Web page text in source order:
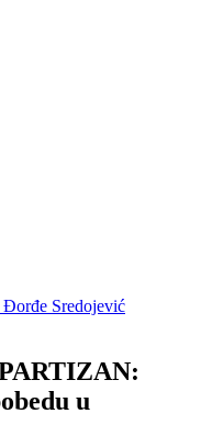
Đorđe Sredojević
u